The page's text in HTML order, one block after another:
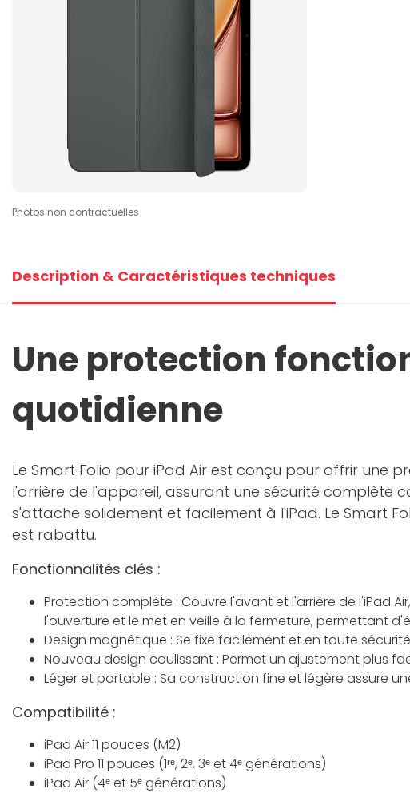
Photos non contractuelles
Description & Caractéristiques techniques
Une protection
quotidienne
Le Smart Folio pour iPad Air est conçu pour offrir une
l'arrière de l'appareil, assurant une sécurité complète
s'attache solidement et facilement à l'iPad. Le Smart
est rabattu.
Fonctionnalités clés :
Protection complète : Couvre l'avant et l'arrière de l'iPad
l'ouverture et le met en veille à la fermeture, permettant
Design magnétique : Se fixe facilement et en toute
Nouveau design coulissant : Permet un ajustement plus
Léger et portable : Sa construction fine et légère assure
Compatibilité :
iPad Air 11 pouces (M2)
iPad Pro 11 pouces (1ʳᵉ, 2ᵉ, 3ᵉ et 4ᵉ générations)
iPad Air (4ᵉ et 5ᵉ générations)